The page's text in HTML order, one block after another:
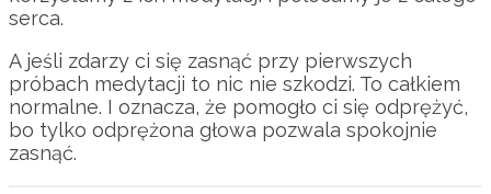
serca.
A jeśli zdarzy ci się zasnąć przy pierwszych
próbach medytacji to nic nie szkodzi. To całkiem
normalne. I oznacza, że pomogło ci się odprężyć,
bo tylko odprężona głowa pozwala spokojnie
zasnąć.